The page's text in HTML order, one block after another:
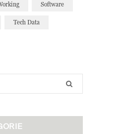
Software
Tech Data